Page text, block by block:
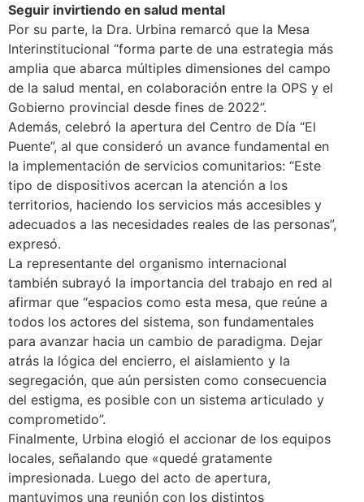
Seguir invirtiendo en salud mental
Por su parte, la Dra. Urbina remarcó que la Mesa
Interinstitucional “forma parte de una estrategia más
amplia que abarca múltiples dimensiones del campo
de la salud mental, en colaboración entre la OPS y el
Gobierno provincial desde fines de 2022”.
Además, celebró la apertura del Centro de Día “El
Puente”, al que consideró un avance fundamental en
la implementación de servicios comunitarios: “Este
tipo de dispositivos acercan la atención a los
territorios, haciendo los servicios más accesibles y
adecuados a las necesidades reales de las personas”,
expresó.
La representante del organismo internacional
también subrayó la importancia del trabajo en red al
afirmar que “espacios como esta mesa, que reúne a
todos los actores del sistema, son fundamentales
para avanzar hacia un cambio de paradigma. Dejar
atrás la lógica del encierro, el aislamiento y la
segregación, que aún persisten como consecuencia
del estigma, es posible con un sistema articulado y
comprometido”.
Finalmente, Urbina elogió el accionar de los equipos
locales, señalando que «quedé gratamente
impresionada. Luego del acto de apertura,
mantuvimos una reunión con los distintos